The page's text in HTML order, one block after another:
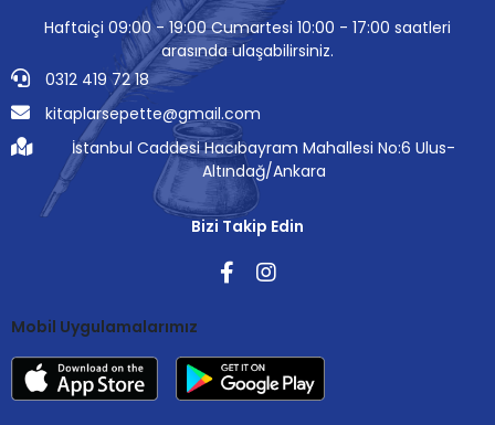
Haftaiçi 09:00 - 19:00 Cumartesi 10:00 - 17:00 saatleri
arasında ulaşabilirsiniz.
0312 419 72 18
kitaplarsepette@gmail.com
İstanbul Caddesi Hacıbayram Mahallesi No:6 Ulus-
Altındağ/Ankara
Bizi Takip Edin
Mobil Uygulamalarımız